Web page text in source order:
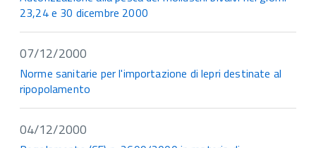
23,24 e 30 dicembre 2000
07/12/2000
Norme sanitarie per l'importazione di lepri destinate al
ripopolamento
04/12/2000